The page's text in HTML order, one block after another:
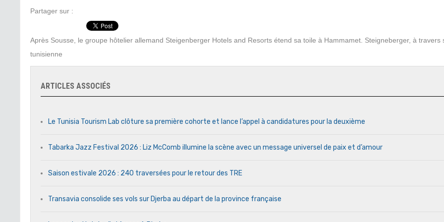
Partager sur :
Après Sousse, le groupe hôtelier allemand Steigenberger Hotels and Resorts étend sa toile à Hammamet. Steigneberger, à travers
tunisienne
ARTICLES ASSOCIÉS
Le Tunisia Tourism Lab clôture sa première cohorte et lance l’appel à candidatures pour la deuxième
Tabarka Jazz Festival 2026 : Liz McComb illumine la scène avec un message universel de paix et d’amour
Saison estivale 2026 : 240 traversées pour le retour des TRE
Transavia consolide ses vols sur Djerba au départ de la province française